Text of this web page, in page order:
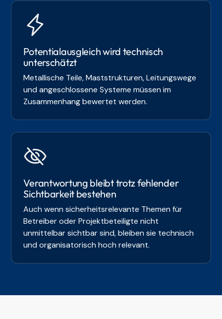
Potentialausgleich wird technisch
unterschätzt
Metallische Teile, Maststrukturen, Leitungswege
und angeschlossene Systeme müssen im
Zusammenhang bewertet werden.
Verantwortung bleibt trotz fehlender
Sichtbarkeit bestehen
Auch wenn sicherheitsrelevante Themen für
Betreiber oder Projektbeteiligte nicht
unmittelbar sichtbar sind, bleiben sie technisch
und organisatorisch hoch relevant.